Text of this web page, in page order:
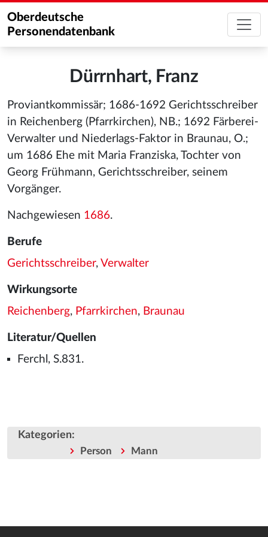
Oberdeutsche
Personendatenbank
Dürrnhart, Franz
Proviantkommissär; 1686-1692 Gerichtsschreiber
in Reichenberg (Pfarrkirchen), NB.; 1692 Färberei-
Verwalter und Niederlags-Faktor in Braunau, O.;
um 1686 Ehe mit Maria Franziska, Tochter von
Georg Frühmann, Gerichtsschreiber, seinem
Vorgänger.
Nachgewiesen 1686.
Berufe
Gerichtsschreiber, Verwalter
Wirkungsorte
Reichenberg, Pfarrkirchen, Braunau
Literatur/Quellen
Ferchl, S.831.
Kategorien:
Person Mann